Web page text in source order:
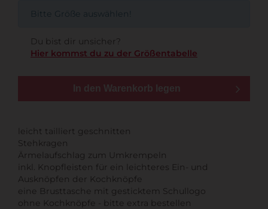
Bitte Größe auswählen!
Du bist dir unsicher?
Hier kommst du zu der Größentabelle
In den Warenkorb legen
leicht tailliert geschnitten
Stehkragen
Ärmelaufschlag zum Umkrempeln
inkl. Knopfleisten für ein leichteres Ein- und
Ausknöpfen der Kochknöpfe
eine Brusttasche mit gesticktem Schullogo
ohne Kochknöpfe - bitte extra bestellen